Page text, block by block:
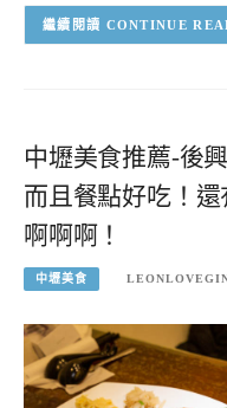
CONTINUE
中壢美食推薦-後
而且餐點好吃！還
啊啊啊！
中壢美食